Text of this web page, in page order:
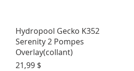
Aperçu rapide
Hydropool Gecko K352
Serenity 2 Pompes
Overlay(collant)
Prix
21,99 $